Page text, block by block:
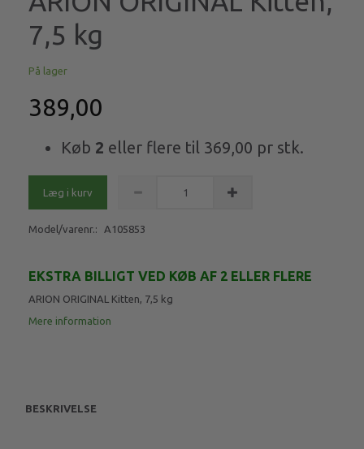
7,5 kg
På lager
389,00
Køb 2 eller flere til 369,00 pr stk.
Læg i kurv
Model/varenr.: A105853
EKSTRA BILLIGT VED KØB AF 2 ELLER FLERE
ARION ORIGINAL Kitten, 7,5 kg
Mere information
BESKRIVELSE